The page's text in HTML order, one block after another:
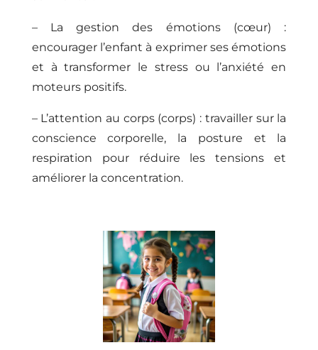
– La gestion des émotions (cœur) :
encourager l’enfant à exprimer ses émotions
et à transformer le stress ou l’anxiété en
moteurs positifs.
– L’attention au corps (corps) : travailler sur la
conscience corporelle, la posture et la
respiration pour réduire les tensions et
améliorer la concentration.